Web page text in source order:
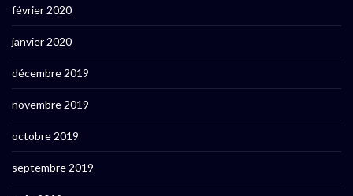
février 2020
janvier 2020
décembre 2019
novembre 2019
octobre 2019
septembre 2019